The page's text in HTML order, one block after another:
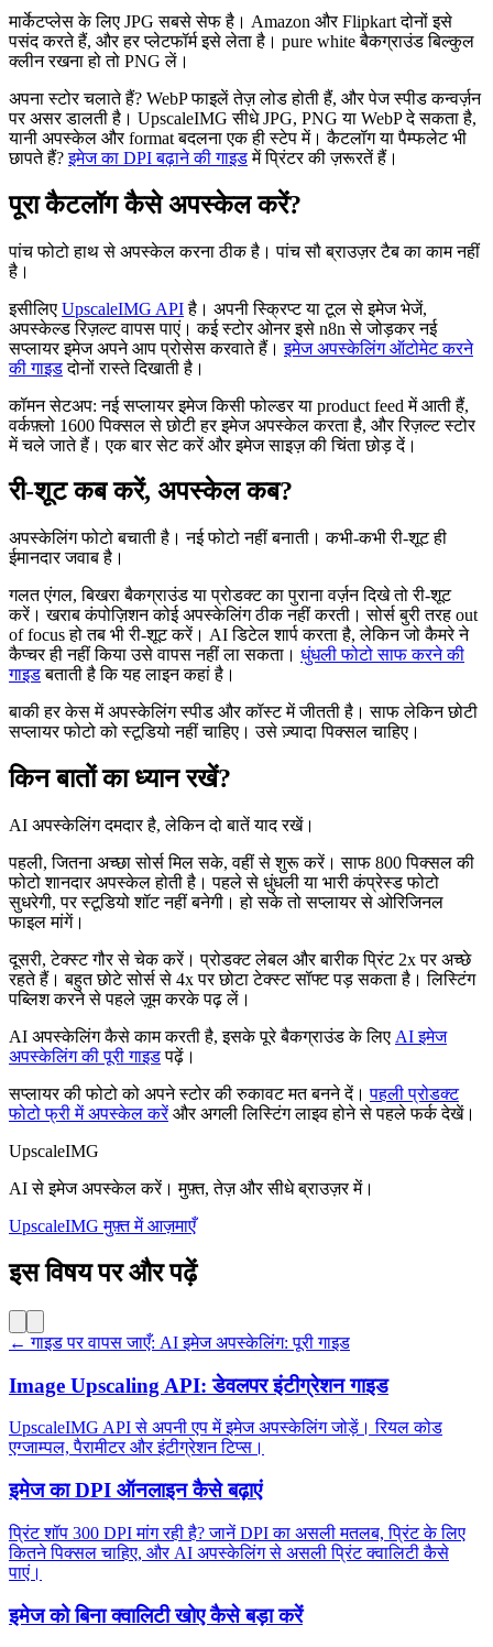
मार्केटप्लेस के लिए JPG सबसे सेफ है। Amazon और Flipkart दोनों इसे
पसंद करते हैं, और हर प्लेटफॉर्म इसे लेता है। pure white बैकग्राउंड बिल्कुल
क्लीन रखना हो तो PNG लें।
अपना स्टोर चलाते हैं? WebP फाइलें तेज़ लोड होती हैं, और पेज स्पीड कन्वर्ज़न
पर असर डालती है। UpscaleIMG सीधे JPG, PNG या WebP दे सकता है,
यानी अपस्केल और format बदलना एक ही स्टेप में। कैटलॉग या पैम्फलेट भी
छापते हैं?इमेज का DPI बढ़ाने की गाइडमें प्रिंटर की ज़रूरतें हैं।
पूरा कैटलॉग कैसे अपस्केल करें?
पांच फोटो हाथ से अपस्केल करना ठीक है। पांच सौ ब्राउज़र टैब का काम नहीं
है।
इसीलिए UpscaleIMG APIहै। अपनी स्क्रिप्ट या टूल से इमेज भेजें,
अपस्केल्ड रिज़ल्ट वापस पाएं। कई स्टोर ओनर इसे n8n से जोड़कर नई
सप्लायर इमेज अपने आप प्रोसेस करवाते हैं।इमेज अपस्केलिंग ऑटोमेट करने
की गाइडदोनों रास्ते दिखाती है।
कॉमन सेटअप: नई सप्लायर इमेज किसी फोल्डर या product feed में आती हैं,
वर्कफ़्लो 1600 पिक्सल से छोटी हर इमेज अपस्केल करता है, और रिज़ल्ट स्टोर
में चले जाते हैं। एक बार सेट करें और इमेज साइज़ की चिंता छोड़ दें।
री-शूट कब करें, अपस्केल कब?
अपस्केलिंग फोटो बचाती है। नई फोटो नहीं बनाती। कभी-कभी री-शूट ही
ईमानदार जवाब है।
गलत एंगल, बिखरा बैकग्राउंड या प्रोडक्ट का पुराना वर्ज़न दिखे तो री-शूट
करें। खराब कंपोज़िशन कोई अपस्केलिंग ठीक नहीं करती। सोर्स बुरी तरह out
of focus हो तब भी री-शूट करें। AI डिटेल शार्प करता है, लेकिन जो कैमरे ने
कैप्चर ही नहीं किया उसे वापस नहीं ला सकता। धुंधली फोटो साफ करने की
गाइडबताती है कि यह लाइन कहां है।
बाकी हर केस में अपस्केलिंग स्पीड और कॉस्ट में जीतती है। साफ लेकिन छोटी
सप्लायर फोटो को स्टूडियो नहीं चाहिए। उसे ज़्यादा पिक्सल चाहिए।
किन बातों का ध्यान रखें?
AI अपस्केलिंग दमदार है, लेकिन दो बातें याद रखें।
पहली, जितना अच्छा सोर्स मिल सके, वहीं से शुरू करें। साफ 800 पिक्सल की
फोटो शानदार अपस्केल होती है। पहले से धुंधली या भारी कंप्रेस्ड फोटो
सुधरेगी, पर स्टूडियो शॉट नहीं बनेगी। हो सके तो सप्लायर से ओरिजिनल
फाइल मांगें।
दूसरी, टेक्स्ट गौर से चेक करें। प्रोडक्ट लेबल और बारीक प्रिंट 2x पर अच्छे
रहते हैं। बहुत छोटे सोर्स से 4x पर छोटा टेक्स्ट सॉफ्ट पड़ सकता है। लिस्टिंग
पब्लिश करने से पहले ज़ूम करके पढ़ लें।
AI अपस्केलिंग कैसे काम करती है, इसके पूरे बैकग्राउंड के लिए AI इमेज
अपस्केलिंग की पूरी गाइडपढ़ें।
सप्लायर की फोटो को अपने स्टोर की रुकावट मत बनने दें।पहली प्रोडक्ट
फोटो फ्री में अपस्केल करेंऔर अगली लिस्टिंग लाइव होने से पहले फर्क देखें।
UpscaleIMG
AI से इमेज अपस्केल करें। मुफ़्त, तेज़ और सीधे ब्राउज़र में।
UpscaleIMG मुफ़्त में आज़माएँ
इस विषय पर और पढ़ें
← गाइड पर वापस जाएँ: AI इमेज अपस्केलिंग: पूरी गाइड
Image Upscaling API: डेवलपर इंटीग्रेशन गाइड
UpscaleIMG API से अपनी एप में इमेज अपस्केलिंग जोड़ें। रियल कोड
एग्जाम्पल, पैरामीटर और इंटीग्रेशन टिप्स।
इमेज का DPI ऑनलाइन कैसे बढ़ाएं
प्रिंट शॉप 300 DPI मांग रही है? जानें DPI का असली मतलब, प्रिंट के लिए
कितने पिक्सल चाहिए, और AI अपस्केलिंग से असली प्रिंट क्वालिटी कैसे
पाएं।
इमेज को बिना क्वालिटी खोए कैसे बड़ा करें